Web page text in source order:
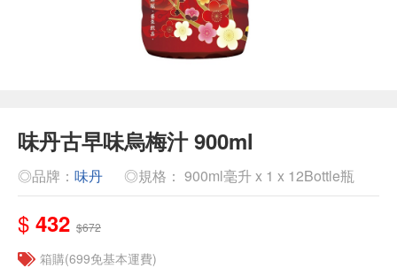
味丹古早味烏梅汁 900ml
◎品牌： 味丹 ◎規格： 900ml毫升 x 1 x 12Bottle瓶
$ 432 $672
箱購(699免基本運費)